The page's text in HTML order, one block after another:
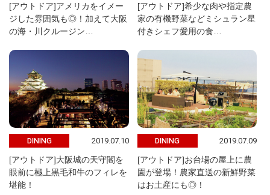
[アウトドア]アメリカをイメー
ジした雰囲気も◎！加えて大阪
の海・川クルージン…
[アウトドア]希少な肉や指定農
家の有機野菜などミシュラン星
付きシェフ愛用の食…
DINING 2019.07.10
[アウトドア]大阪城の天守閣を
眼前に極上黒毛和牛のフィレを
堪能！
DINING 2019.07.09
[アウトドア]お台場の屋上に農
園が登場！農家直送の新鮮野菜
はお土産にも◎！